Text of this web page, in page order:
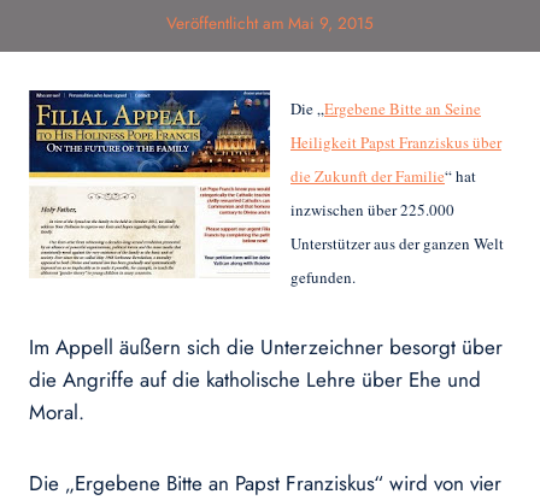
Veröffentlicht am Mai 9, 2015
Die „Ergebene Bitte an Seine
Heiligkeit Papst Franziskus über
die Zukunft der Familie“ hat
inzwischen über 225.000
Unterstützer aus der ganzen Welt
gefunden.
Im Appell äußern sich die Unterzeichner besorgt über
die Angriffe auf die katholische Lehre über Ehe und
Moral.
Die „Ergebene Bitte an Papst Franziskus“ wird von vier